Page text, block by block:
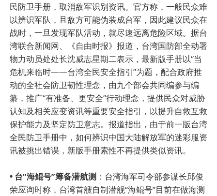
民防卫手册，取消敌军识别资讯。官方称，一般民众难
以辨识军队，且敌方可能伪装成台军，因此建议民众在
战时，一旦发现军队活动，就尽速远离危险区域。据台
湾联合新闻网、《自由时报》报道，台湾国防部全动署
物力动员处处长沈威志星期二表示，最新版手册以“当
危机来临时——台湾全民安全指引”为题，配合政府推
动的全社会防卫韧性理念，由九个部会共同编参与编
纂，推广“有准备、更安全”行动理念，提供民众对威胁
认知及相关应变资讯等重要安全指引，以提升自救互救
保护能力及坚定防卫意志。报道指出，由于前一版台湾
全民防卫手册中，如何辨识中国大陆解放军的迷彩服资
讯被挑出错误，新版手册索性不再提供类似资讯。
• 台“海鲲号”筹备潜航测 ：台湾海军司令部参谋长邱俊
荣应询时称，台湾首艘自制潜舰“海鲲号”目前在做海测